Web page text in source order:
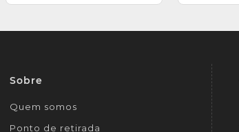
Sobre
Quem somos
Ponto de retirada